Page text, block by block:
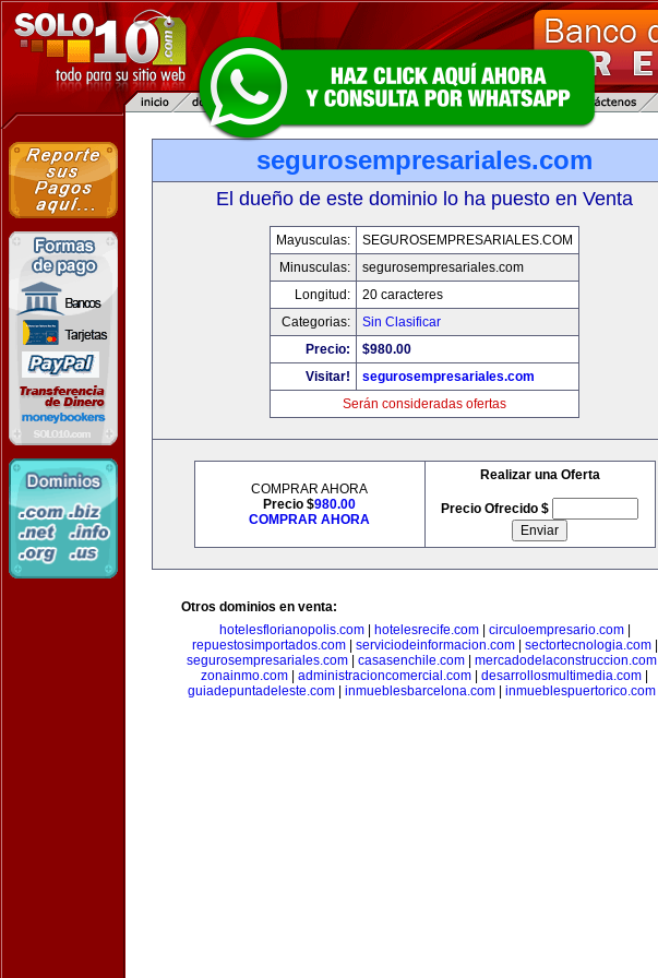
segurosempresariales.com
El dueño de este dominio lo ha puesto en Venta
Mayusculas:
SEGUROSEMPRESARIALES.COM
Minusculas:
segurosempresariales.com
Longitud:
20 caracteres
Categorias:
Sin Clasificar
Precio:
$980.00
Visitar!
segurosempresariales.com
Serán consideradas ofertas
COMPRAR AHORA
Precio $980.00
COMPRAR AHORA
Realizar una Oferta
Precio Ofrecido $
Otros dominios en venta:
hotelesflorianopolis.com| hotelesrecife.com| circuloempresario.com|
repuestosimportados.com| serviciodeinformacion.com| sectortecnologia.com|
segurosempresariales.com| casasenchile.com| mercadodelaconstruccion.com|
zonainmo.com
administracioncomercial.com desarrollosmultimedia.com
guiadepuntadeleste.com| inmueblesbarcelona.com| inmueblespuertorico.com|